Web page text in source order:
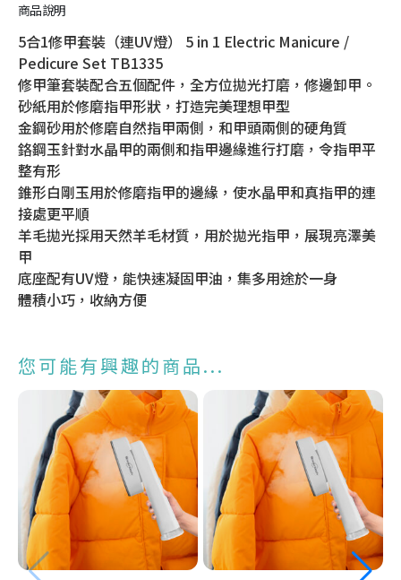
商品說明
5合1修甲套裝（連UV燈） 5 in 1 Electric Manicure /
Pedicure Set TB1335
修甲筆套裝配合五個配件，全方位拋光打磨，修邊卸甲。
砂紙用於修磨指甲形狀，打造完美理想甲型
金鋼砂用於修磨自然指甲兩側，和甲頭兩側的硬角質
鉻鋼玉針對水晶甲的兩側和指甲邊緣進行打磨，令指甲平
整有形
錐形白剛玉用於修磨指甲的邊緣，使水晶甲和真指甲的連
接處更平順
羊毛拋光採用天然羊毛材質，用於拋光指甲，展現亮澤美
甲
底座配有UV燈，能快速凝固甲油，集多用途於一身
體積小巧，收納方便
您可能有興趣的商品...